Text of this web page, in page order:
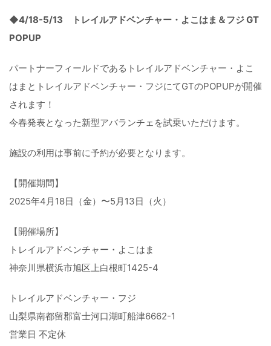
◆4/18-5/13 トレイルアドベンチャー・よこはま＆フジ GT
POPUP
パートナーフィールドであるトレイルアドベンチャー・ よこ
はまとトレイルアドベンチャー・フジにてGTのPOPUPが開催
されます！
今春発表となった新型アバランチェを試乗いただけます。
施設の利用は事前に予約が必要となります。
【開催期間】
2025年4月18日（金）〜5月13日（火）
【開催場所】
トレイルアドベンチャー・よこはま
神奈川県横浜市旭区上白根町1425-4
トレイルアドベンチャー・フジ
山梨県南都留郡富士河口湖町船津6662-1
営業日 不定休